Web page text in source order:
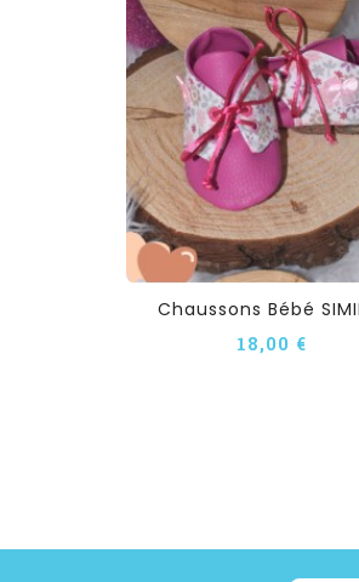
Chaussons Bébé
18,00 €